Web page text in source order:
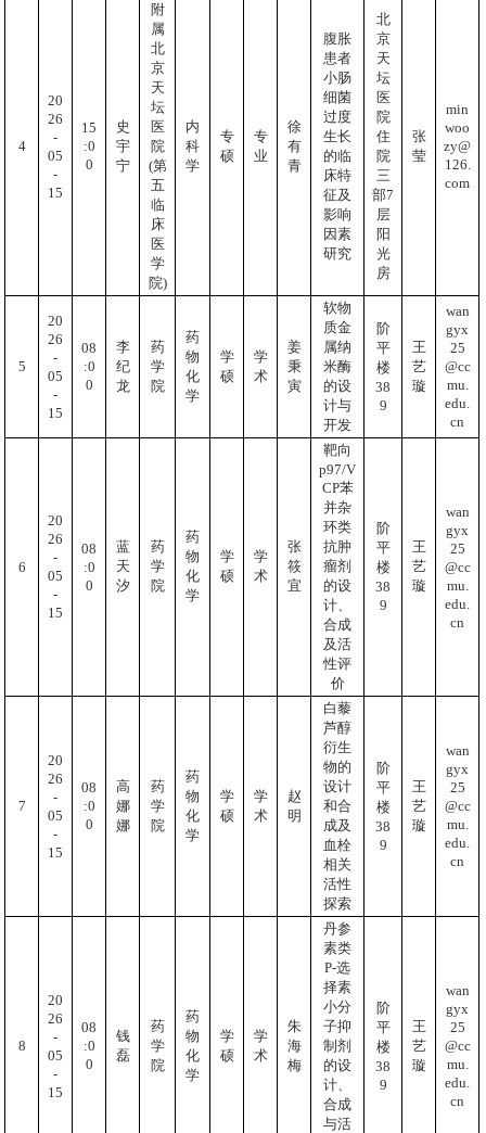
4
20
26
-
05
-
15
15
:0
0
史
宇
宁
附
属
北
京
天
坛
医
院
(第
五
临
床
医
学
院)
内
科
学
专
硕
专
业
徐
有
青
腹胀
患者
小肠
细菌
过度
生长
的临
床特
征及
影响
因素
研究
北
京
天
坛
医
院
住
院
三
部7
层
阳
光
房
张
莹
min
woo
zy@
126.
com
5
20
26
-
05
-
15
08
:0
0
李
纪
龙
药
学
院
药
物
化
学
学
硕
学
术
姜
秉
寅
软物
质金
属纳
米酶
的设
计与
开发
阶
平
楼
38
9
王
艺
璇
wan
gyx
25
@cc
mu.
edu.
cn
6
20
26
-
05
-
15
08
:0
0
蓝
天
汐
药
学
院
药
物
化
学
学
硕
学
术
张
筱
宜
靶向
p97/V
CP苯
并杂
环类
抗肿
瘤剂
的设
计、
合成
及活
性评
价
阶
平
楼
38
9
王
艺
璇
wan
gyx
25
@cc
mu.
edu.
cn
7
20
26
-
05
-
15
08
:0
0
高
娜
娜
药
学
院
药
物
化
学
学
硕
学
术
赵
明
白藜
芦醇
衍生
物的
设计
和合
成及
血栓
相关
活性
探索
阶
平
楼
38
9
王
艺
璇
wan
gyx
25
@cc
mu.
edu.
cn
8
20
26
-
05
-
15
08
:0
0
钱
磊
药
学
院
药
物
化
学
学
硕
学
术
朱
海
梅
丹参
素类
P-选
择素
小分
子抑
制剂
的设
计、
合成
与活
阶
平
楼
38
9
王
艺
璇
wan
gyx
25
@cc
mu.
edu.
cn